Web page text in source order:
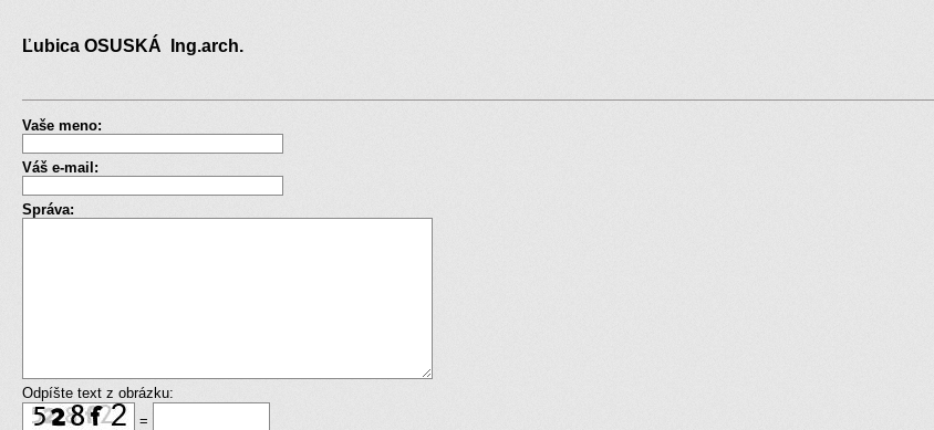
Ľubica OSUSKÁ Ing.arch.
Vaše meno:
Váš e-mail:
Správa:
Odpíšte text z obrázku:
=